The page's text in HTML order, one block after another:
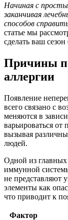
Начиная с
заканчивая
способов
статье мы
сделать ваш
Причины
аллергии
Появление
всего связано с
меняются в
варьироваться
вызывая
людей.
Одной из главных
иммунной
не представляют
элементы как
что приводит к
Фактор